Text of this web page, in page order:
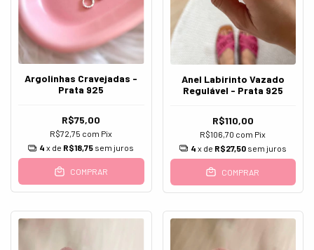
Argolinhas Cravejadas -
Prata 925
R$75,00
R$72,75 com Pix
4 x de R$18,75 sem juros
COMPRAR
Anel Labirinto Vazado
Regulável - Prata 925
R$110,00
R$106,70 com Pix
4 x de R$27,50 sem juros
COMPRAR